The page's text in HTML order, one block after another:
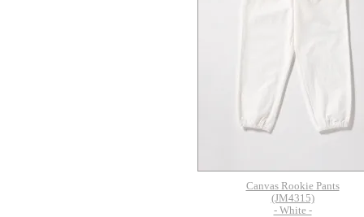
Canvas Rookie Pants
(JM4315)
- White -